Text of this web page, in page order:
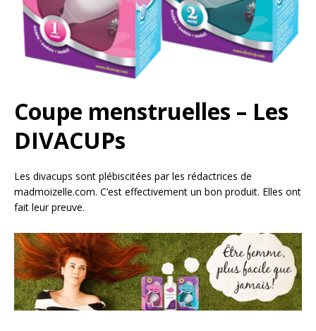
Coupe menstruelles – Les
DIVACUPs
Les divacups sont plébiscitées par les rédactrices de
madmoizelle.com. C’est effectivement un bon produit. Elles ont
fait leur preuve.